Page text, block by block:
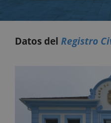
Datos del Registro